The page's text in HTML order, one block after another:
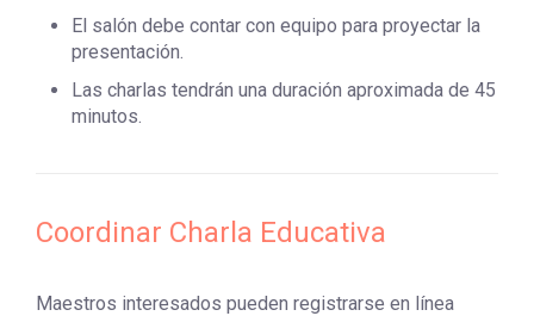
El salón debe contar con equipo para proyectar la
presentación.
Las charlas tendrán una duración aproximada de 45
minutos.
Coordinar Charla Educativa
Maestros interesados pueden registrarse en línea